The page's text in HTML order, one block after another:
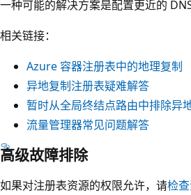
一种可能的解决方案是配置更近的 DNS
相关链接：
Azure 容器注册表中的地理复制
异地复制注册表疑难解答
暂时从全局终结点路由中排除异
流量管理器常见问题解答
高级故障排除
如果对注册表资源的权限允许，请检